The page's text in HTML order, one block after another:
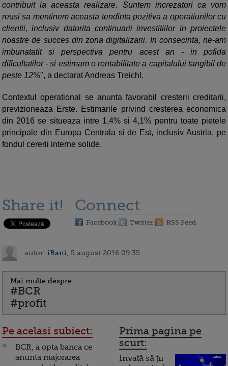
contribuit la aceasta realizare. Suntem increzatori ca vom
reusi sa mentinem aceasta tendinta pozitiva a operatiunilor cu
clientii, inclusiv datorita continuarii investitiilor in proiectele
noastre de succes din zona digitalizarii. In consecinta, ne-am
imbunatatit si perspectiva pentru acest an - in pofida
dificultatilor - si estimam o rentabilitate a capitalului tangibil de
peste 12%", a declarat Andreas Treichl.
Contextul operational se anunta favorabil cresterii creditarii,
previzioneaza Erste. Estimarile privind cresterea economica
din 2016 se situeaza intre 1,4% si 4,1% pentru toate pietele
principale din Europa Centrala si de Est, inclusiv Austria, pe
fondul cererii interne solide.
Share it! Connect
Facebook Twitter RSS Feed
autor: iBani , 5 august 2016 09:35
Mai multe despre:
#BCR
#profit
Pe acelasi subiect:
BCR, a opta banca ce
anunta majorarea
Prima pagina pe
scurt:
Invață să ții